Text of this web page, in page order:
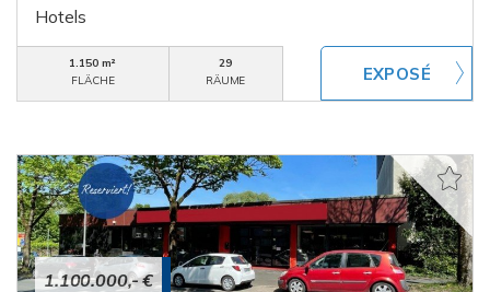
Hotels
1.150 m²
FLÄCHE
29
RÄUME
1.100.000,- €